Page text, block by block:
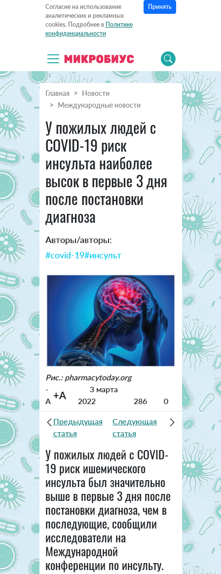
Согласие на использование
аналитических и рекламных
cookies. Подробнее в Политике
конфиденциальности
Принять
Главная
Новости
Международные новости
У пожилых людей с
COVID-19 риск
инсульта наиболее
высок в первые 3 дня
после постановки
диагноза
Авторы/авторы:
#covid-19#инсульт
Рис.: pharmacytoday.org
-
A +A
3 марта
2022
286 0
Предыдущая
статья
Следующая
статья
У пожилых людей с COVID-
19 риск ишемического
инсульта был значительно
выше в первые 3 дня после
постановки диагноза, чем в
последующие, сообщили
исследователи на
Международной
конференции по инсульту.